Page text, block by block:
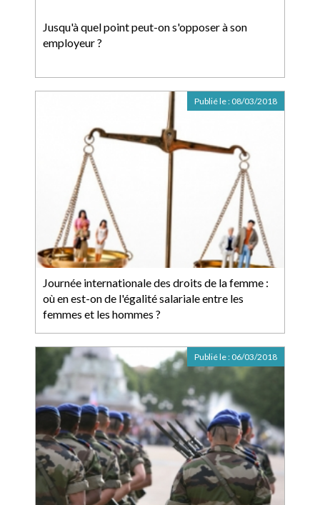
Jusqu'à quel point peut-on s'opposer à son
employeur ?
Journée internationale des droits de la femme :
où en est-on de l'égalité salariale entre les
femmes et les hommes ?
Publié le : 08/03/2018
Publié le : 06/03/2018